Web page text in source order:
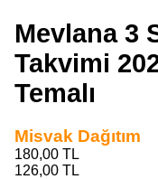
Mevlana 3
Takvimi
Temalı
Misvak Dağıtım
180,00 TL
126,00 TL